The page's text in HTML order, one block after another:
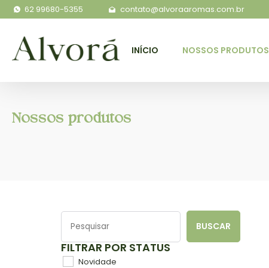
62 99680-5355 contato@alvoraaromas.com.br
INÍCIO NOSSOS PRODUTOS
Nossos produtos
BUSCAR
FILTRAR POR STATUS
Novidade